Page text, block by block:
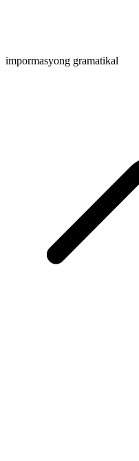
impormasyong gramatikal